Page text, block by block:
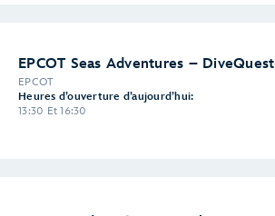
EPCOT Seas Adventures – DiveQuest
EPCOT
Heures d’ouverture d’aujourd’hui:
13:30 Et 16:30